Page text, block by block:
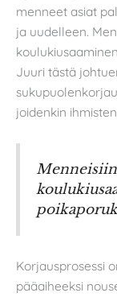
menneet asiat
ja uudelleen.
Juuri tästä
joidenkin
Korjausprosessi
pääaiheeksi